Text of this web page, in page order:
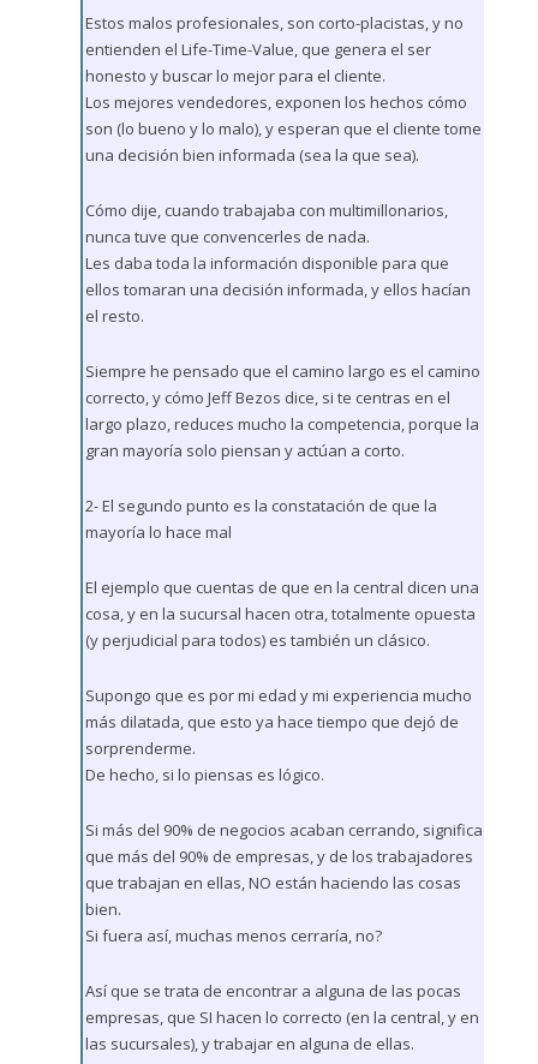
Estos malos profesionales, son corto-placistas, y no
entienden el Life-Time-Value, que genera el ser
honesto y buscar lo mejor para el cliente.
Los mejores vendedores, exponen los hechos cómo
son (lo bueno y lo malo), y esperan que el cliente tome
una decisión bien informada (sea la que sea).
Cómo dije, cuando trabajaba con multimillonarios,
nunca tuve que convencerles de nada.
Les daba toda la información disponible para que
ellos tomaran una decisión informada, y ellos hacían
el resto.
Siempre he pensado que el camino largo es el camino
correcto, y cómo Jeff Bezos dice, si te centras en el
largo plazo, reduces mucho la competencia, porque la
gran mayoría solo piensan y actúan a corto.
2- El segundo punto es la constatación de que la
mayoría lo hace mal
El ejemplo que cuentas de que en la central dicen una
cosa, y en la sucursal hacen otra, totalmente opuesta
(y perjudicial para todos) es también un clásico.
Supongo que es por mi edad y mi experiencia mucho
más dilatada, que esto ya hace tiempo que dejó de
sorprenderme.
De hecho, si lo piensas es lógico.
Si más del 90% de negocios acaban cerrando, significa
que más del 90% de empresas, y de los trabajadores
que trabajan en ellas, NO están haciendo las cosas
bien.
Si fuera así, muchas menos cerraría, no?
Así que se trata de encontrar a alguna de las pocas
empresas, que SI hacen lo correcto (en la central, y en
las sucursales), y trabajar en alguna de ellas.